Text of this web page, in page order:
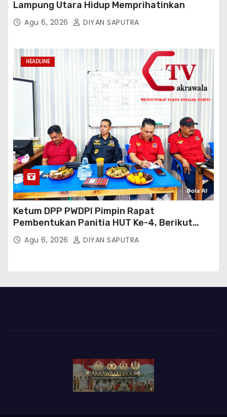
Lampung Utara Hidup Memprihatinkan
Agu 6, 2026 DIYAN SAPUTRA
HEADLINE
Ketum DPP PWDPI Pimpin Rapat
Pembentukan Panitia HUT Ke-4, Berikut
Susunan Dan Rangkaian Kegiatannya
Agu 6, 2026 DIYAN SAPUTRA